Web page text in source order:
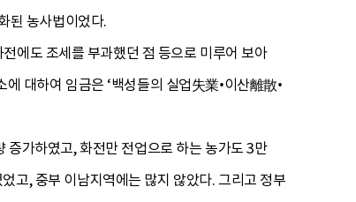
된 농사법이었다.
에도 조세를 부과했던 점 등으로 미루어 보아
대하여 임금은 ‘백성들의 실업失業•이산離散•
가하였고, 화전만 전업으로 하는 농가도 3만
고, 중부 이남지역에는 많지 않았다. 그리고 정부